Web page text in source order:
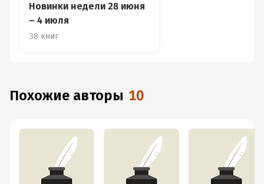
Новинки недели 28 июня
– 4 июля
38 книг
Похожие авторы 10